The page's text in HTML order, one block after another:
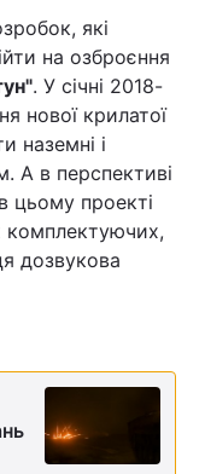
які
на озброєння
. У січні 2018-
нової крилатої
наземні і
А в перспективі
проекті
комплектуючих,
дозвукова